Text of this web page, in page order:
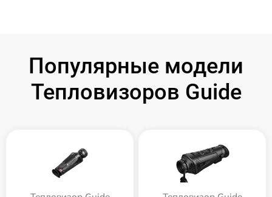
Популярные модели
Тепловизоров Guide